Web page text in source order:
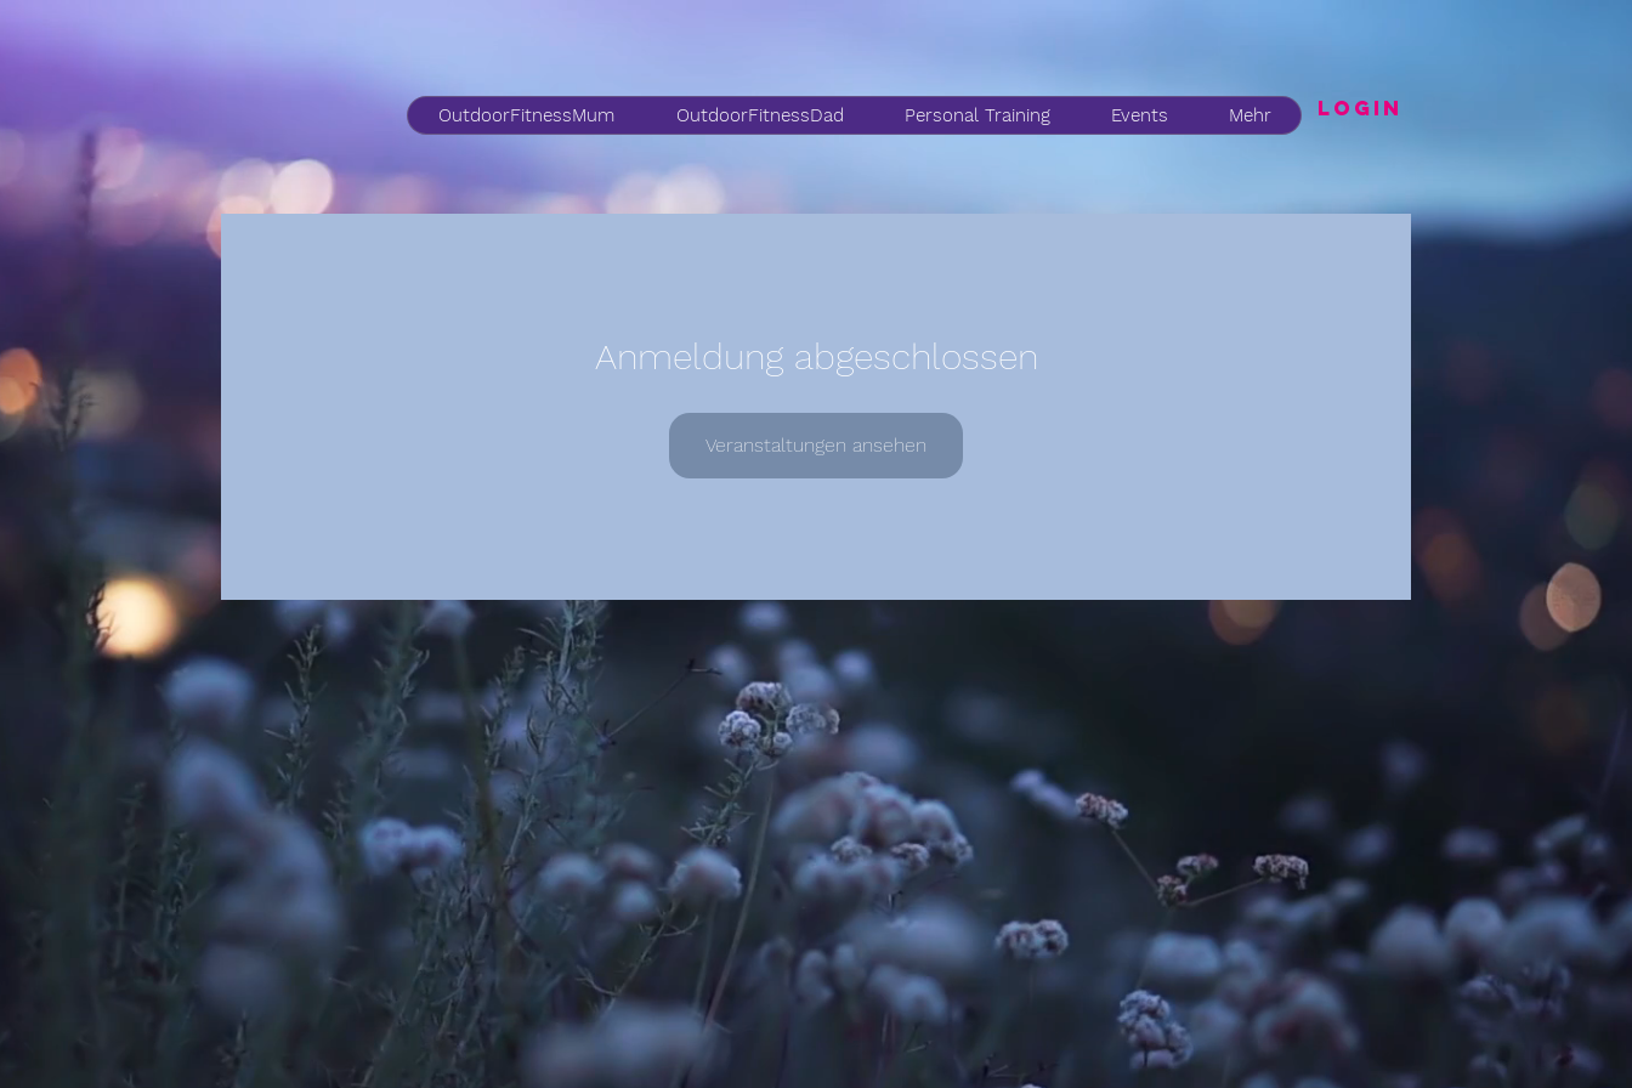
OutdoorFitnessMum OutdoorFitnessDad Personal Training Events Mehr LogIN
Anmeldung abgeschlossen
Veranstaltungen ansehen